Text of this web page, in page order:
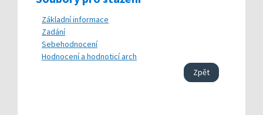
Základní informace
Zadání
Sebehodnocení
Hodnocení a hodnoticí arch
Zpět